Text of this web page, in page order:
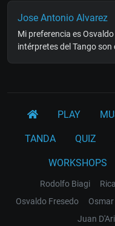
Jose Antonio Alvarez
Mi preferencia es
intérpretes del Tango son
PLAY
TANDA QUIZ
WORKSHOPS
Rodolfo Biagi
Osvaldo Fresedo
Juan